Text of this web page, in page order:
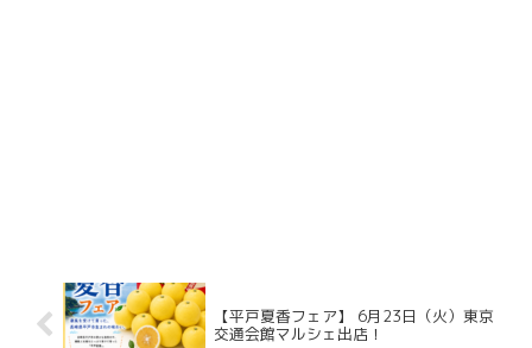
【平戸夏香フェア】 6月23日（火）東京
交通会館マルシェ出店！